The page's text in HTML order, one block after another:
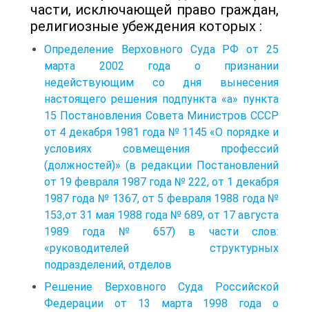
части, исключающей право граждан,
религиозные убеждения которых :
Определение Верховного Суда РФ от 25
марта 2002 года о признании
недействующим со дня вынесения
настоящего решения подпункта «а» пункта
15 Постановления Совета Министров СССР
от 4 декабря 1981 года № 1145 «О порядке и
условиях совмещения профессий
(должностей)» (в редакции Постановлений
от 19 февраля 1987 года № 222, от 1 декабря
1987 года № 1367, от 5 февраля 1988 года №
153,от 31 мая 1988 года № 689, от 17 августа
1989 года № 657) в части слов:
«руководителей структурных
подразделений, отделов
Решение Верховного Суда Российской
Федерации от 13 марта 1998 года о